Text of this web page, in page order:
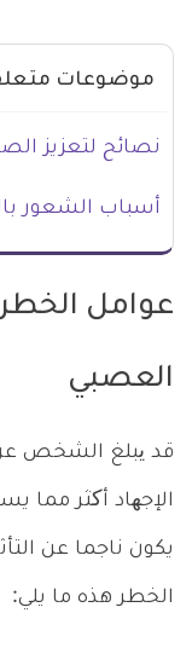
موضوعات
نصائح لتعزيز
أسباب الشعور
عوامل الخطر
العصبي
قد یبلغ الشخص
الإجھاد أکثر مما
يكون ناجما عن
الخطر هذه ما يلي: